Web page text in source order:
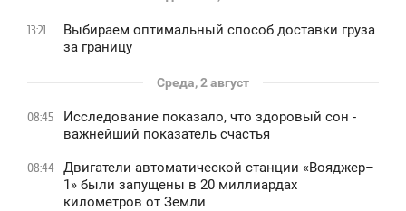
13:21
Выбираем оптимальный способ доставки груза
за границу
Среда, 2 август
08:45
Исследование показало, что здоровый сон -
важнейший показатель счастья
08:44
Двигатели автоматической станции «Вояджер–
1» были запущены в 20 миллиардах
километров от Земли